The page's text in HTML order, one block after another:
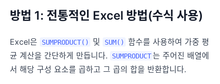
방법 1: 전통적인 Excel 방법(수식 사용)
Excel은 SUMPRODUCT() 및 SUM()
함수를 사용하여 가중 평
균 계산을 간단하게 만듭니다.
SUMPRODUCT 는 주어진 배열에
서 해당 구성 요소를 곱하고 그 곱의 합을 반환합니다.